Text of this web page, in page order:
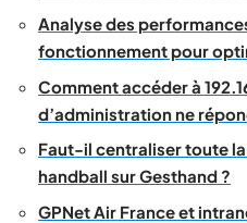
Analyse des
fonctionnement pour
Comment accéder à
d’administration ne
Faut-il centraliser toute
handball sur Gesthand ?
GPNet Air France et